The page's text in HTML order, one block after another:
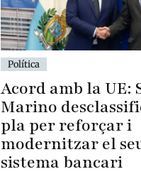
Política
Acord amb la UE:
Marino
pla per reforçar i
modernitzar el
sistema bancari